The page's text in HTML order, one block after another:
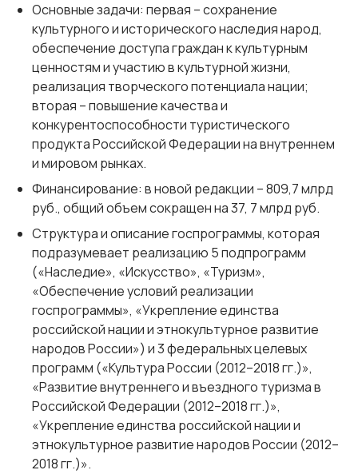
Основные задачи: первая – сохранение
культурного и исторического наследия народ,
обеспечение доступа граждан к культурным
ценностям и участию в культурной жизни,
реализация творческого потенциала нации;
вторая – повышение качества и
конкурентоспособности туристического
продукта Российской Федерации на внутреннем
и мировом рынках.
Финансирование: в новой редакции – 809,7 млрд
руб., общий объем сокращен на 37, 7 млрд руб.
Структура и описание госпрограммы, которая
подразумевает реализацию 5 подпрограмм
(«Наследие», «Искусство», «Туризм»,
«Обеспечение условий реализации
госпрограммы», «Укрепление единства
российской нации и этнокультурное развитие
народов России») и 3 федеральных целевых
программ («Культура России (2012–2018 гг.)»,
«Развитие внутреннего и въездного туризма в
Российской Федерации (2012–2018 гг.)»,
«Укрепление единства российской нации и
этнокультурное развитие народов России (2012–
2018 гг.)».